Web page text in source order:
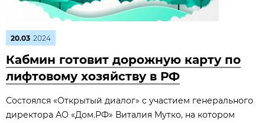
20.03 2024
Кабмин готовит дорожную карту по
лифтовому хозяйству в РФ
Состоялся «Открытый диалог» с участием генерального
директора АО «Дом.РФ» Виталия Мутко, на котором